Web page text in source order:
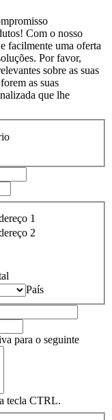
Com o nosso
facilmente uma oferta
Por favor,
sobre as suas
as suas
que lhe
1
2
País
para o seguinte
tecla CTRL.